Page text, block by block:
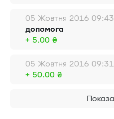
05 Жовтня 2016
допомога
+ 5.00 ₴
05 Жовтня 2016
+ 50.00 ₴